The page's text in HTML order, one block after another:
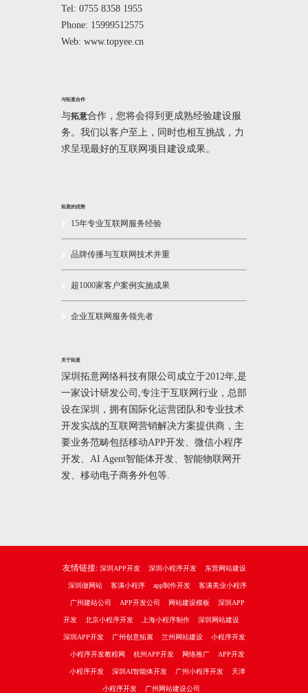
Tel: 0755 8358 1955
Phone: 15999512575
Web: www.topyee.cn
与拓意合作
与拓意合作，您将会得到更成熟经验建设服
务。我们以客户至上，同时也相互挑战，力
求呈现最好的互联网项目建设成果。
拓意的优势
15年专业互联网服务经验
品牌传播与互联网技术并重
超1000家客户案例实施成果
企业互联网服务领先者
关于拓意
深圳拓意网络科技有限公司成立于2012年,是
一家设计研发公司,专注于互联网行业，总部
设在深圳，拥有国际化运营团队和专业技术
开发实战的互联网营销解决方案提供商，主
要业务范畴包括移动APP开发、微信小程序
开发、AI Agent智能体开发、智能物联网开
发、移动电子商务外包等.
友情链接: 深圳APP开发 深圳小程序开发 东营网站建设
深圳做网站 客满小程序 app制作开发 客满美业小程序
广州建站公司 APP开发公司 网站建设模板 深圳APP
开发 北京小程序开发 上海小程序制作 深圳网站建设
深圳APP开发 广州创意拓展 兰州网站建设 小程序开发
小程序开发教程网 杭州APP开发 网络推广 APP开发
小程序开发 深圳AI智能体开发 广州小程序开发 天津
小程序开发 广州网站建设公司